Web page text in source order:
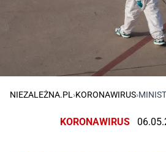
NIEZALEŻNA.PL›KORONAWIRUS›
KORONAWIRUS